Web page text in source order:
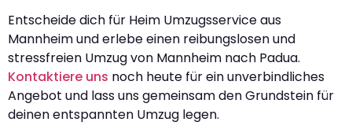
Entscheide dich für Heim Umzugsservice aus
Mannheim und erlebe einen reibungslosen und
stressfreien Umzug von Mannheim nach Padua.
Kontaktiere uns noch heute für ein unverbindliches
Angebot und lass uns gemeinsam den Grundstein für
deinen entspannten Umzug legen.